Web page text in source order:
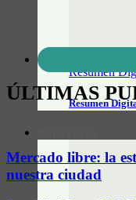
Resumen
Resumen
ÚLTIMAS
Mercado libre: la
nuestra ciudad